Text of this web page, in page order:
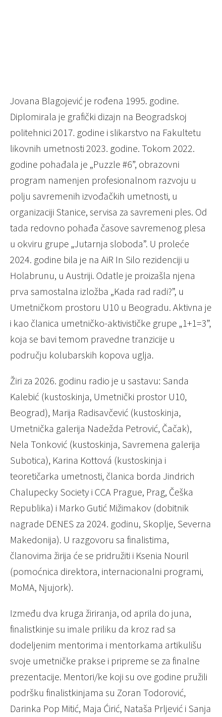
Jovana Blagojević je rođena 1995. godine.
Diplomirala je grafički dizajn na Beogradskoj
politehnici 2017. godine i slikarstvo na Fakultetu
likovnih umetnosti 2023. godine. Tokom 2022.
godine pohađala je „Puzzle #6”, obrazovni
program namenjen profesionalnom razvoju u
polju savremenih izvođačkih umetnosti, u
organizaciji Stanice, servisa za savremeni ples. Od
tada redovno pohađa časove savremenog plesa
u okviru grupe „Jutarnja sloboda”. U proleće
2024. godine bila je na AiR In Silo rezidenciji u
Holabrunu, u Austriji. Odatle je proizašla njena
prva samostalna izložba „Kada rad radi?”, u
Umetničkom prostoru U10 u Beogradu. Aktivna je
i kao članica umetničko-aktivističke grupe „1+1=3”,
koja se bavi temom pravedne tranzicije u
području kolubarskih kopova uglja.
Žiri za 2026. godinu radio je u sastavu: Sanda
Kalebić (kustoskinja, Umetnički prostor U10,
Beograd), Marija Radisavčević (kustoskinja,
Umetnička galerija Nadežda Petrović, Čačak),
Nela Tonković (kustoskinja, Savremena galerija
Subotica), Karina Kottová (kustoskinja i
teoretičarka umetnosti, članica borda Jindrich
Chalupecky Society i CCA Prague, Prag, Češka
Republika) i Marko Gutić Mižimakov (dobitnik
nagrade DENES za 2024. godinu, Skoplje, Severna
Makedonija). U razgovoru sa finalistima,
članovima žirija će se pridružiti i Ksenia Nouril
(pomoćnica direktora, internacionalni programi,
MoMA, Njujork).
Između dva kruga žiriranja, od aprila do juna,
finalistkinje su imale priliku da kroz rad sa
dodeljenim mentorima i mentorkama artikulišu
svoje umetničke prakse i pripreme se za finalne
prezentacije. Mentori/ke koji su ove godine pružili
podršku finalistkinjama su Zoran Todorović,
Darinka Pop Mitić, Maja Ćirić, Nataša Prljević i Sanja